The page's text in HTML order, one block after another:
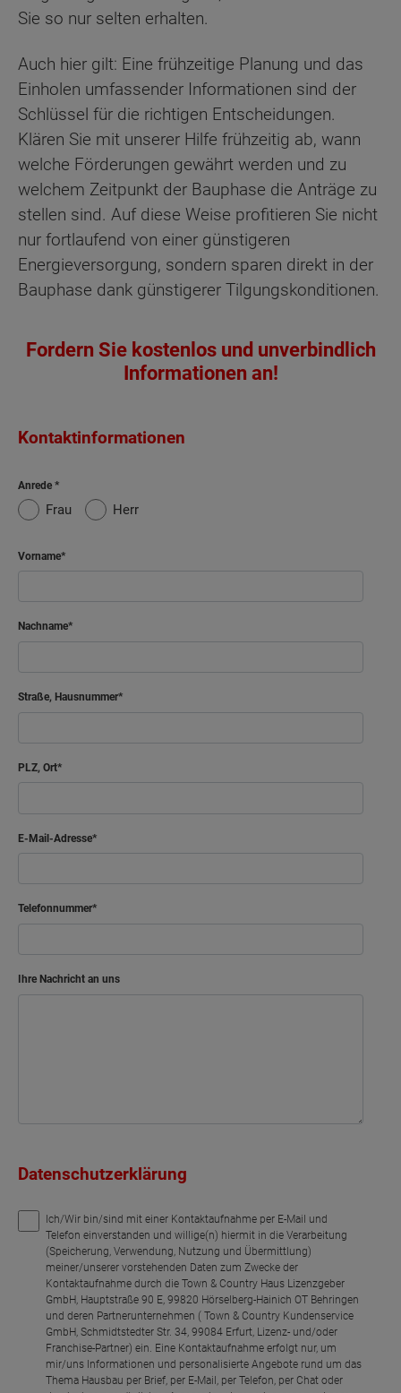
Sie so nur selten erhalten.
Auch hier gilt: Eine frühzeitige Planung und das
Einholen umfassender Informationen sind der
Schlüssel für die richtigen Entscheidungen.
Klären Sie mit unserer Hilfe frühzeitig ab, wann
welche Förderungen gewährt werden und zu
welchem Zeitpunkt der Bauphase die Anträge zu
stellen sind. Auf diese Weise profitieren Sie nicht
nur fortlaufend von einer günstigeren
Energieversorgung, sondern sparen direkt in der
Bauphase dank günstigerer Tilgungskonditionen.
Fordern Sie kostenlos und unverbindlich
Informationen an!
Kontaktinformationen
Anrede
Frau Herr
Vorname
Nachname
Straße, Hausnummer
PLZ, Ort
E-Mail-Adresse
Telefonnummer
Ihre Nachricht an uns
Datenschutzerklärung
Ich/Wir bin/sind mit einer Kontaktaufnahme per E-Mail und
Telefon einverstanden und willige(n) hiermit in die Verarbeitung
(Speicherung, Verwendung, Nutzung und Übermittlung)
meiner/unserer vorstehenden Daten zum Zwecke der
Kontaktaufnahme durch die Town & Country Haus Lizenzgeber
GmbH, Hauptstraße 90 E, 99820 Hörselberg-Hainich OT Behringen
und deren Partnerunternehmen ( Town & Country Kundenservice
GmbH, Schmidtstedter Str. 34, 99084 Erfurt, Lizenz- und/oder
Franchise-Partner) ein. Eine Kontaktaufnahme erfolgt nur, um
mir/uns Informationen und personalisierte Angebote rund um das
Thema Hausbau per Brief, per E-Mail, per Telefon, per Chat oder